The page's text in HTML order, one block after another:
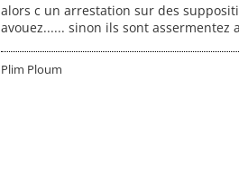
alors c un arrestation sur des
avouez...... sinon ils sont assermentez
Plim Ploum